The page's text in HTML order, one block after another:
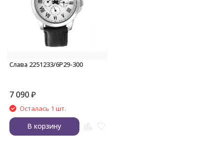
Слава 2251233/6Р29-300
7 090₽
Осталась 1 шт.
В корзину